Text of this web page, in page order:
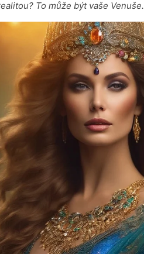
To může být vaše Venuše.